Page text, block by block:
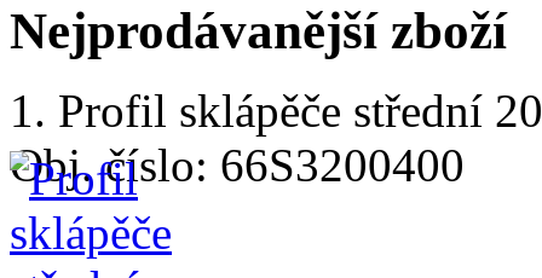
Nejprodávanější zboží
1. Profil sklápěče střední
Obj. číslo: 66S3200400